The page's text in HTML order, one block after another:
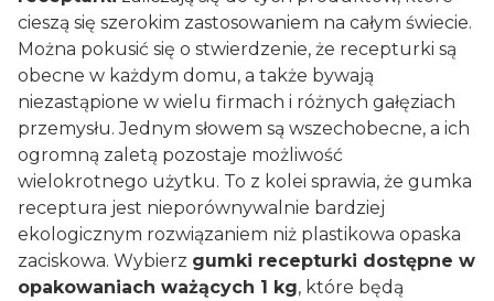
cieszą się szerokim zastosowaniem na całym świecie.
Można pokusić się o stwierdzenie, że recepturki są
obecne w każdym domu, a także bywają
niezastąpione w wielu firmach i różnych gałęziach
przemysłu. Jednym słowem są wszechobecne, a ich
ogromną zaletą pozostaje możliwość
wielokrotnego użytku. To z kolei sprawia, że gumka
receptura jest nieporównywalnie bardziej
ekologicznym rozwiązaniem niż plastikowa opaska
zaciskowa. Wybierz gumki recepturki dostępne w
opakowaniach ważących 1 kg, które będą